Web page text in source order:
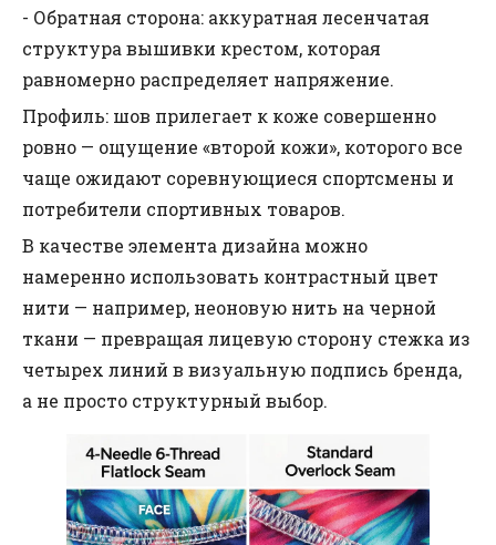
- Обратная сторона: аккуратная лесенчатая
структура вышивки крестом, которая
равномерно распределяет напряжение.
Профиль: шов прилегает к коже совершенно
ровно — ощущение «второй кожи», которого все
чаще ожидают соревнующиеся спортсмены и
потребители спортивных товаров.
В качестве элемента дизайна можно
намеренно использовать контрастный цвет
нити — например, неоновую нить на черной
ткани — превращая лицевую сторону стежка из
четырех линий в визуальную подпись бренда,
а не просто структурный выбор.